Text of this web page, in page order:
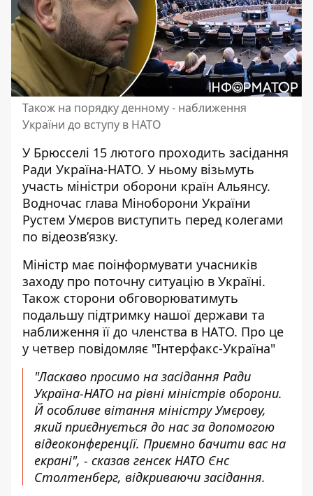
Також на порядку денному - наближення
України до вступу в НАТО
У Брюсселі 15 лютого проходить засідання
Ради Україна-НАТО. У ньому візьмуть
участь міністри оборони країн Альянсу.
Водночас глава Міноборони України
Рустем Умєров виступить перед колегами
по відеозвʼязку.
Міністр має поінформувати учасників
заходу про поточну ситуацію в Україні.
Також сторони обговорюватимуть
подальшу підтримку нашої держави та
наближення її до членства в НАТО. Про це
у четвер повідомляє "Інтерфакс-Україна"
"Ласкаво просимо на засідання Ради
Україна-НАТО на рівні міністрів оборони.
Й особливе вітання міністру Умєрову,
який приєднується до нас за допомогою
відеоконференції. Приємно бачити вас на
екрані", - сказав генсек НАТО Єнс
Столтенберг, відкриваючи засідання.